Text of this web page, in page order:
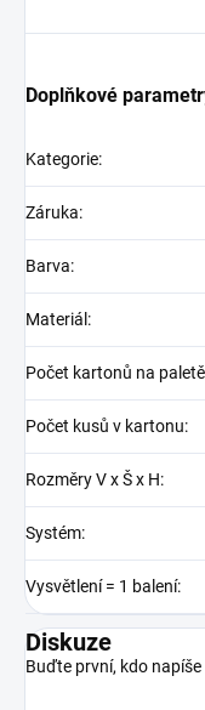
Doplňkové
Kategorie:
Záruka:
Barva:
Materiál :
Počet kartonů na paletě
Počet kusů v kartonu:
Rozměry V x Š x H:
Systém:
Vysvětlení = 1 balení:
Diskuze
Buďte první, kdo